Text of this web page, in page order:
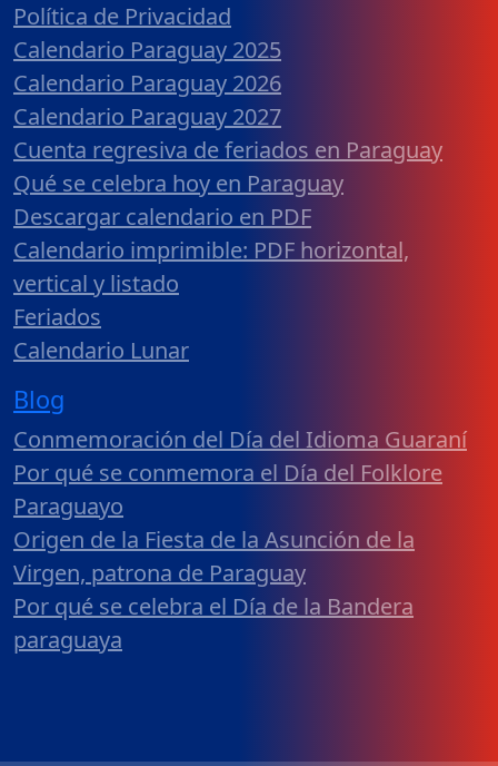
Política de Privacidad
Calendario Paraguay 2025
Calendario Paraguay 2026
Calendario Paraguay 2027
Cuenta regresiva de feriados en Paraguay
Qué se celebra hoy en Paraguay
Descargar calendario en PDF
Calendario imprimible: PDF horizontal,
vertical y listado
Feriados
Calendario Lunar
Blog
Conmemoración del Día del Idioma Guaraní
Por qué se conmemora el Día del Folklore
Paraguayo
Origen de la Fiesta de la Asunción de la
Virgen, patrona de Paraguay
Por qué se celebra el Día de la Bandera
paraguaya